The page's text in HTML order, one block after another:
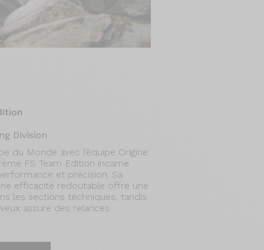
Division
du Monde avec l’équipe Origine
FS Team Edition incarne
et précision. Sa
efficacité redoutable offre une
les sections techniques, tandis
assure des relances